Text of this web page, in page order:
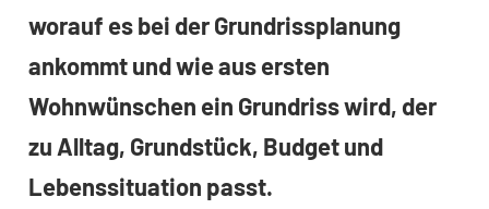
worauf es bei der Grundrissplanung
ankommt und wie aus ersten
Wohnwünschen ein Grundriss wird, der
zu Alltag, Grundstück, Budget und
Lebenssituation passt.